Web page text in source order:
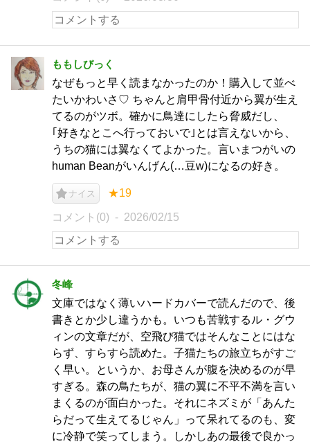
ももしびっく
なぜもっと早く読まなかったのか！購入して並べ
たいかわいさ♡ ちゃんと肩甲骨付近から翼が生え
てるのがツボ。確かに鳥達にしたら脅威だし、
｢好きなとこへ行っておいで｣とは言えないから、
うちの猫には翼なくてよかった。言いまつがいの
human Beanがいんげん(…豆w)になるの好き。
ナイス ★19
コメント(0) 2026/02/15
冬峰
文庫ではなく薄いハードカバーで読んだので、後
書きとか少し違うかも。いつも苦戦するル・グウ
ィンの文章だが、空飛び猫ではそんなことにはな
らず、すらすら読めた。子猫たちの旅立ちがすご
く早い。というか、お母さんが腹を決めるのが早
すぎる。森の鳥たちが、猫の翼に不平不満を言い
まくるのが面白かった。それにネズミが「あんた
らだって生えてるじゃん」って呆れてるのも、変
に冷静で笑ってしまう。しかしあの最後で良かっ